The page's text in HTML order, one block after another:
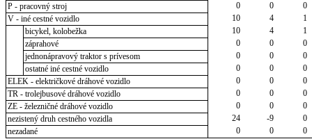
P - pracovný stroj
0 0
0
V - iné cestné vozidlo
10 4
1
bicykel, kolobežka
10 4
1
záprahové
0 0
0
jednonápravový traktor s prívesom
0 0
0
ostatné iné cestné vozidlo
0 0
0
ELEK - električkové dráhové vozidlo
0 0
0
TR - trolejbusové dráhové vozidlo
0 0
0
ZE - železničné dráhové vozidlo
0 0
0
nezistený druh cestného vozidla
24 -9
0
nezadané
0 0 0